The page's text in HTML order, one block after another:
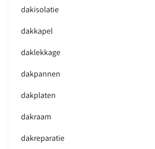
dakisolatie
dakkapel
daklekkage
dakpannen
dakplaten
dakraam
dakreparatie